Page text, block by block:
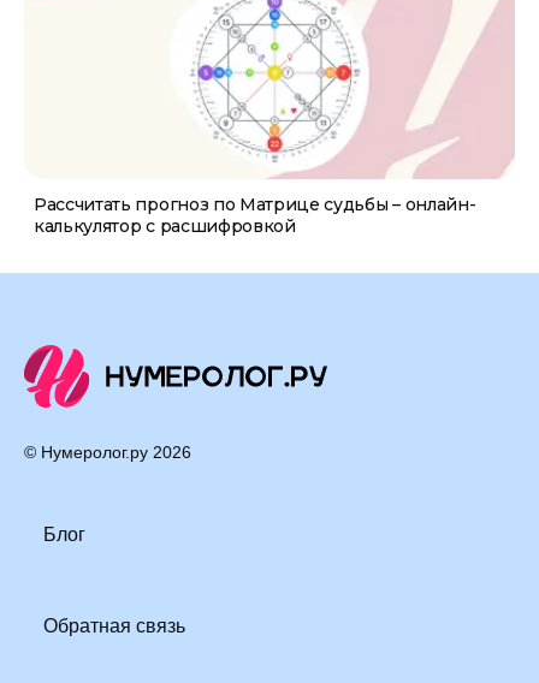
Рассчитать прогноз по Матрице судьбы – онлайн-
калькулятор с расшифровкой
© Нумеролог.ру 2026
Блог
Обратная связь